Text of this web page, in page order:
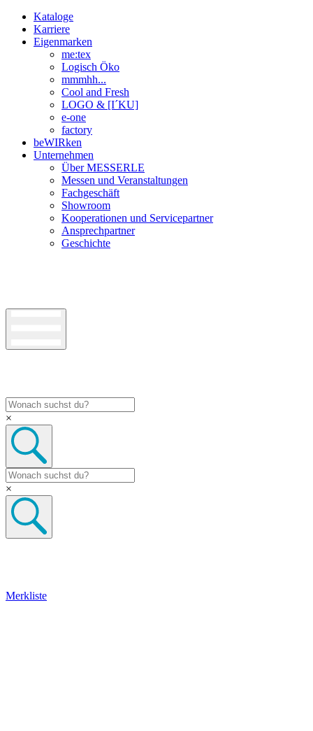
Kataloge
Karriere
Eigenmarken
me:tex
Logisch Öko
mmmhh...
Cool and Fresh
LOGO & [I´KU]
e-one
factory
beWIRken
Unternehmen
Über MESSERLE
Messen und Veranstaltungen
Fachgeschäft
Showroom
Kooperationen und Servicepartner
Ansprechpartner
Geschichte
×
×
Merkliste